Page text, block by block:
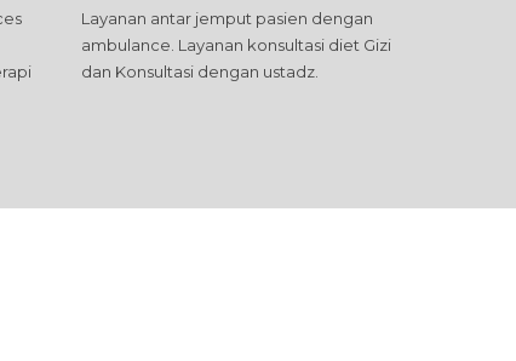
Layanan antar jemput pasien dengan
ambulance. Layanan konsultasi diet Gizi
dan Konsultasi dengan ustadz.